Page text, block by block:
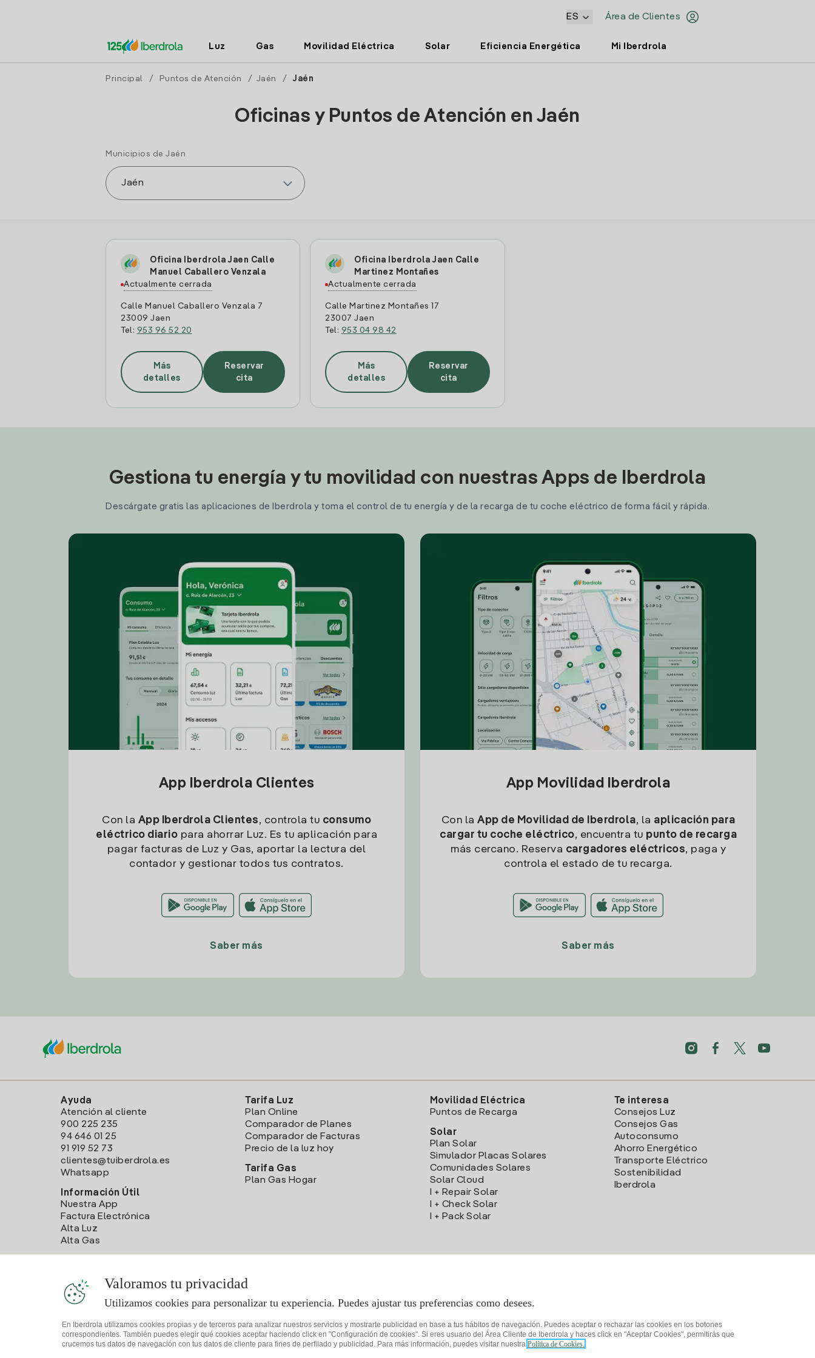
Área de Clientes
ES
Luz Gas Movilidad Eléctrica Solar Eficiencia Energética Mi Iberdrola
Principal / Puntos de Atención / Jaén / Jaén
Oficinas y Puntos de Atención en Jaén
Municipios de Jaén
Oficina Iberdrola Jaen Calle
Manuel Caballero Venzala
Actualmente cerrada
Calle Manuel Caballero Venzala 7
23009 Jaen
Tel: 953 96 52 20
Más
detalles
Reservar
cita
Oficina Iberdrola Jaen Calle
Martinez Montañes
Actualmente cerrada
Calle Martinez Montañes 17
23007 Jaen
Tel: 953 04 98 42
Más
detalles
Reservar
cita
Gestiona tu energía y tu movilidad con nuestras Apps de Iberdrola
Descárgate gratis las aplicaciones de Iberdrola y toma el control de tu energía y de la recarga de tu coche eléctrico de forma fácil y rápida.
App Iberdrola Clientes
Con la App Iberdrola Clientes, controla tu consumo
eléctrico diario para ahorrar Luz. Es tu aplicación para
pagar facturas de Luz y Gas, aportar la lectura del
contador y gestionar todos tus contratos.
Saber más
App Movilidad Iberdrola
Con la App de Movilidad de Iberdrola, la aplicación para
cargar tu coche eléctrico, encuentra tu punto de recarga
más cercano. Reserva cargadores eléctricos, paga y
controla el estado de tu recarga.
Saber más
Ayuda
Atención al cliente
900 225 235
94 646 01 25
91 919 52 73
clientes@tuiberdrola.es
Whatsapp
Información Útil
Nuestra App
Factura Electrónica
Alta Luz
Alta Gas
Tarifa Luz
Plan Online
Comparador de Planes
Comparador de Facturas
Precio de la luz hoy
Tarifa Gas
Plan Gas Hogar
Movilidad Eléctrica
Puntos de Recarga
Solar
Plan Solar
Simulador Placas Solares
Comunidades Solares
Solar Cloud
I + Repair Solar
I + Check Solar
I + Pack Solar
Te interesa
Consejos Luz
Consejos Gas
Autoconsumo
Ahorro Energético
Transporte Eléctrico
Sostenibilidad
Iberdrola
Valoramos tu privacidad
Utilizamos cookies para personalizar tu experiencia. Puedes ajustar tus preferencias como desees.
En Iberdrola utilizamos cookies propias y de terceros para analizar nuestros servicios y mostrarte publicidad en base a tus hábitos de navegación. Puedes aceptar o rechazar las cookies en los botones
correspondientes. También puedes elegir qué cookies aceptar haciendo click en "Configuración de cookies". Si eres usuario del Área Cliente de Iberdrola y haces click en "Aceptar Cookies", permitirás que
crucemos tus datos de navegación con tus datos de cliente para fines de perfilado y publicidad. Para más información, puedes visitar nuestra Política de Cookies.